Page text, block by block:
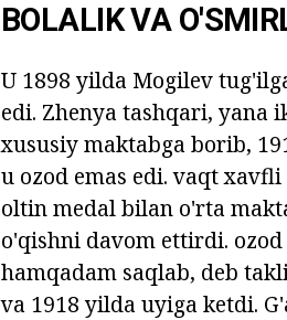
BOLALIK VA
U 1898 yilda Mogilev
edi. Zhenya tashqari, yana
xususiy maktabga borib,
u ozod emas edi. vaqt
oltin medal bilan o'rta
o'qishni davom ettirdi.
hamqadam saqlab, deb
va 1918 yilda uyiga ketdi.